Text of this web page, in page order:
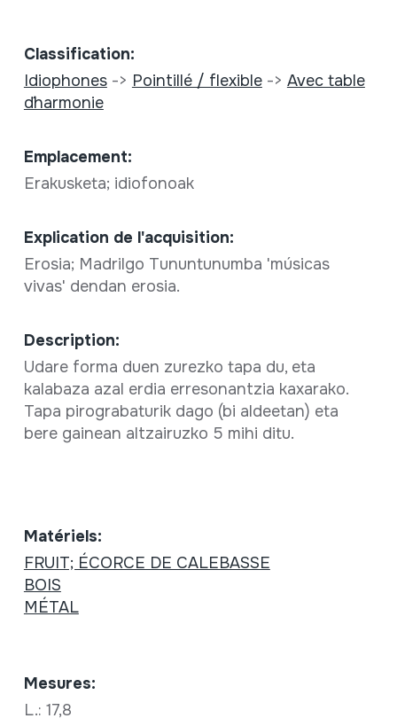
Classification:
Idiophones-> Pointillé / flexible-> Avec table
d´harmonie
Emplacement:
Erakusketa; idiofonoak
Explication de l'acquisition:
Erosia; Madrilgo Tununtunumba 'músicas
vivas' dendan erosia.
Description:
Udare forma duen zurezko tapa du, eta
kalabaza azal erdia erresonantzia kaxarako.
Tapa pirograbaturik dago (bi aldeetan) eta
bere gainean altzairuzko 5 mihi ditu.
Matériels:
FRUIT; ÉCORCE DE CALEBASSE
BOIS
MÉTAL
Mesures:
L.: 17,8